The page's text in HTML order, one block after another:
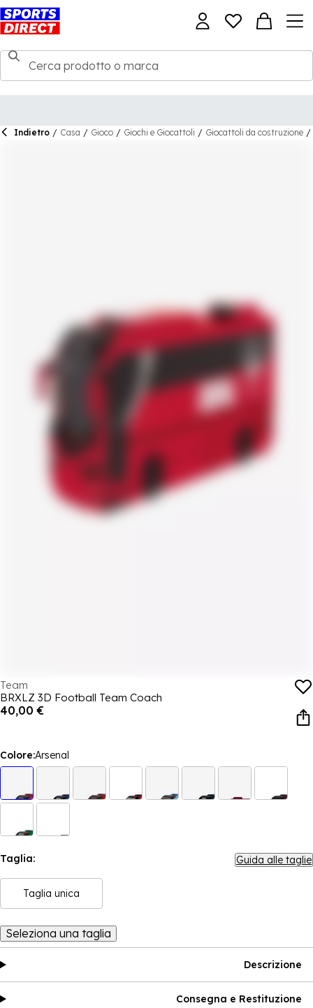
Indietro / Casa / Gioco / Giochi e Giocattoli / Giocattoli da costruzione /
Team
BRXLZ 3D Football Team Coach
40,00 €
Colore:Arsenal
Taglia: Guida alle taglie
Taglia unica
Seleziona una taglia
Descrizione
Consegna e Restituzione